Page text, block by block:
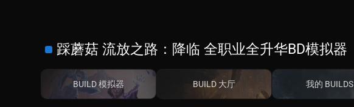
踩蘑菇 流放之路：降临 全职业全升华BD模拟器
BUILD 模拟器 BUILD 大厅 我的 BUILDS